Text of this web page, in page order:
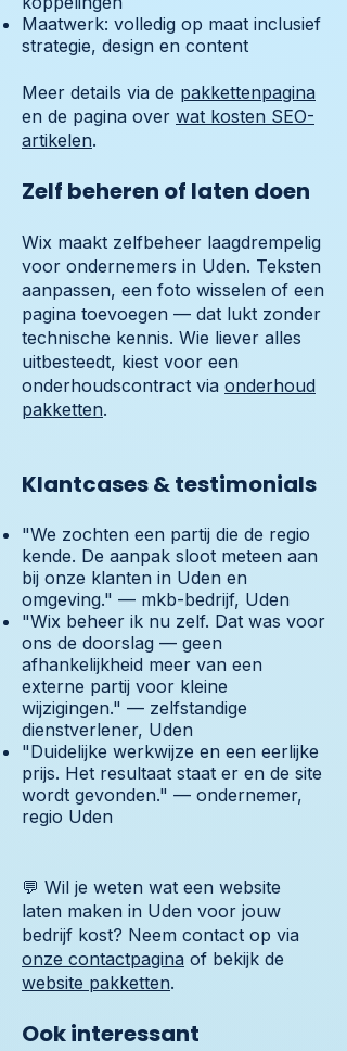
Maatwerk: volledig op maat inclusief
strategie, design en content
Meer details via de pakkettenpagina
en de pagina over wat kosten SEO-
artikelen.
Zelf beheren of laten doen
Wix maakt zelfbeheer laagdrempelig
voor ondernemers in Uden. Teksten
aanpassen, een foto wisselen of een
pagina toevoegen — dat lukt zonder
technische kennis. Wie liever alles
uitbesteedt, kiest voor een
onderhoudscontract via onderhoud
pakketten.
Klantcases & testimonials
"We zochten een partij die de regio
kende. De aanpak sloot meteen aan
bij onze klanten in Uden en
omgeving." — mkb-bedrijf, Uden
"Wix beheer ik nu zelf. Dat was voor
ons de doorslag — geen
afhankelijkheid meer van een
externe partij voor kleine
wijzigingen." — zelfstandige
dienstverlener, Uden
"Duidelijke werkwijze en een eerlijke
prijs. Het resultaat staat er en de site
wordt gevonden." — ondernemer,
regio Uden
💬 Wil je weten wat een website
laten maken in Uden voor jouw
bedrijf kost? Neem contact op via
onze contactpagina of bekijk de
website pakketten.
Ook interessant